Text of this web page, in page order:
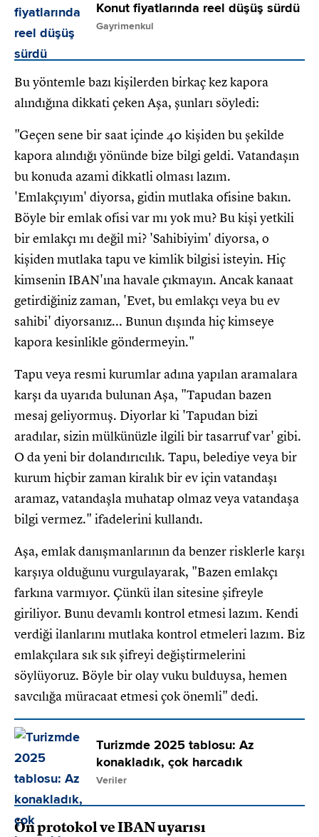
Konut fiyatlarında reel düşüş sürdü
Gayrimenkul
Bu yöntemle bazı kişilerden birkaç kez kapora
alındığına dikkati çeken Aşa, şunları söyledi:
"Geçen sene bir saat içinde 40 kişiden bu şekilde
kapora alındığı yönünde bize bilgi geldi. Vatandaşın
bu konuda azami dikkatli olması lazım.
'Emlakçıyım' diyorsa, gidin mutlaka ofisine bakın.
Böyle bir emlak ofisi var mı yok mu? Bu kişi yetkili
bir emlakçı mı değil mi? 'Sahibiyim' diyorsa, o
kişiden mutlaka tapu ve kimlik bilgisi isteyin. Hiç
kimsenin IBAN'ına havale çıkmayın. Ancak kanaat
getirdiğiniz zaman, 'Evet, bu emlakçı veya bu ev
sahibi' diyorsanız... Bunun dışında hiç kimseye
kapora kesinlikle göndermeyin."
Tapu veya resmi kurumlar adına yapılan aramalara
karşı da uyarıda bulunan Aşa, "Tapudan bazen
mesaj geliyormuş. Diyorlar ki 'Tapudan bizi
aradılar, sizin mülkünüzle ilgili bir tasarruf var' gibi.
O da yeni bir dolandırıcılık. Tapu, belediye veya bir
kurum hiçbir zaman kiralık bir ev için vatandaşı
aramaz, vatandaşla muhatap olmaz veya vatandaşa
bilgi vermez." ifadelerini kullandı.
Aşa, emlak danışmanlarının da benzer risklerle karşı
karşıya olduğunu vurgulayarak, "Bazen emlakçı
farkına varmıyor. Çünkü ilan sitesine şifreyle
giriliyor. Bunu devamlı kontrol etmesi lazım. Kendi
verdiği ilanlarını mutlaka kontrol etmeleri lazım. Biz
emlakçılara sık sık şifreyi değiştirmelerini
söylüyoruz. Böyle bir olay vuku bulduysa, hemen
savcılığa müracaat etmesi çok önemli" dedi.
Turizmde 2025 tablosu: Az
konakladık, çok harcadık
Veriler
Ön protokol ve IBAN uyarısı